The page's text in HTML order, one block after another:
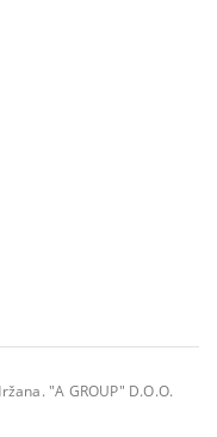
"A GROUP" D.O.O.